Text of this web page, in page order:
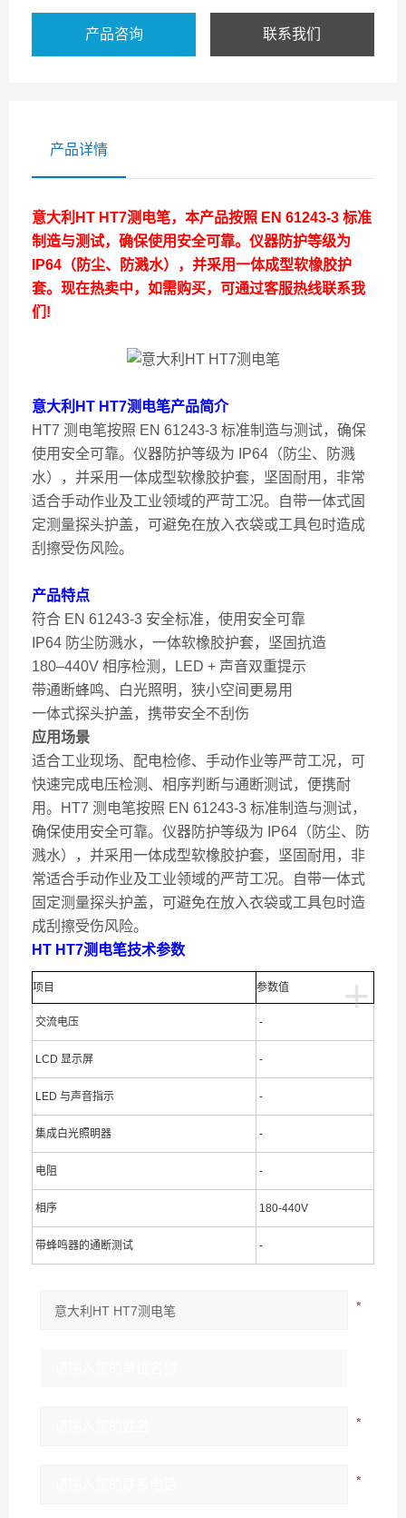
产品咨询 联系我们
产品详情
意大利HT HT7测电笔，本产品按照 EN 61243-3 标准
制造与测试，确保使用安全可靠。仪器防护等级为
IP64（防尘、防溅水），并采用一体成型软橡胶护
套。现在热卖中，如需购买，可通过客服热线联系我
们!
意大利HT HT7测电笔产品简介
HT7 测电笔按照 EN 61243-3 标准制造与测试，确保
使用安全可靠。仪器防护等级为 IP64（防尘、防溅
水），并采用一体成型软橡胶护套，坚固耐用，非常
适合手动作业及工业领域的严苛工况。自带一体式固
定测量探头护盖，可避免在放入衣袋或工具包时造成
刮擦受伤风险。
产品特点
符合 EN 61243-3 安全标准，使用安全可靠
IP64 防尘防溅水，一体软橡胶护套，坚固抗造
180–440V 相序检测，LED + 声音双重提示
带通断蜂鸣、白光照明，狭小空间更易用
一体式探头护盖，携带安全不刮伤
应用场景
适合工业现场、配电检修、手动作业等严苛工况，可
快速完成电压检测、相序判断与通断测试，便携耐
用。HT7 测电笔按照 EN 61243-3 标准制造与测试，
确保使用安全可靠。仪器防护等级为 IP64（防尘、防
溅水），并采用一体成型软橡胶护套，坚固耐用，非
常适合手动作业及工业领域的严苛工况。自带一体式
固定测量探头护盖，可避免在放入衣袋或工具包时造
成刮擦受伤风险。
HT HT7测电笔技术参数
+
项目 参数值
交流电压 -
LCD 显示屏 -
LED 与声音指示 -
集成白光照明器 -
电阻 -
相序 180-440V
带蜂鸣器的通断测试 -